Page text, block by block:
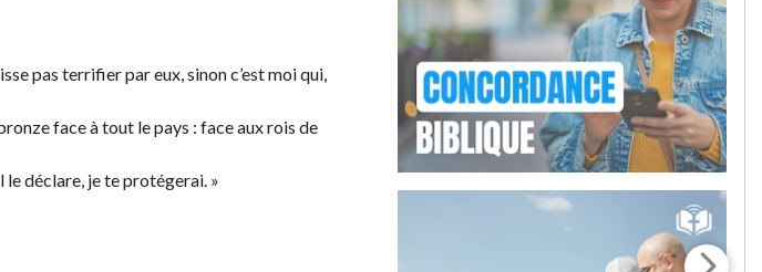
pas terrifier par eux, sinon c’est moi qui,
face à tout le pays : face aux rois de
le déclare, je te protégerai. »